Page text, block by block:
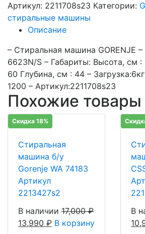
Артикул: 2211708s23 Категории:
стиральные машины
Описание
– Стиральная машина GORENJE
6623N/S – Габариты: Высота, см
60 Глубина, см : 44 –
1200 – Артикул:2211708s23
Похожие товары
Скидка 18%
Стиральная
машина б/у
Gorenje WA 74183
Артикул
2213427s2
В наличии 17,000₽
13,990 ₽ В корзину
В